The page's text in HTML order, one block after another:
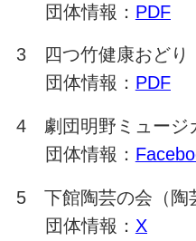
団体情報： PDF
3 四つ竹健康おどり
団体情報： PDF
4 劇団明野ミュージ
団体情報：
5 下館陶芸の会（陶
団体情報： X